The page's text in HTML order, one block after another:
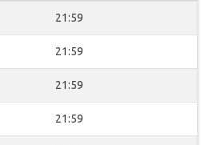
21:59
21:59
21:59
21:59